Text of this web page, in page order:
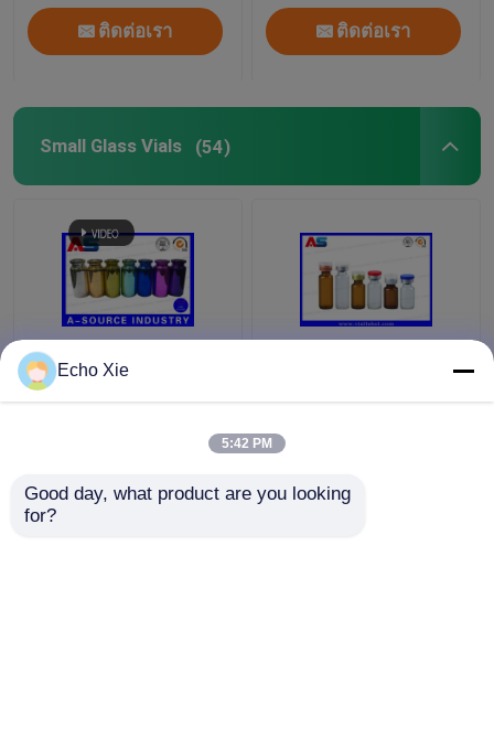
ติดต่อเรา ติดต่อเรา
Small Glass Vials (54)
ขวดแก้วขนาดเล็กสำหรับ
1ml/2ml/3ml/5ml /10ml
Echo Xie
5:42 PM
Good day, what product are you looking
for?